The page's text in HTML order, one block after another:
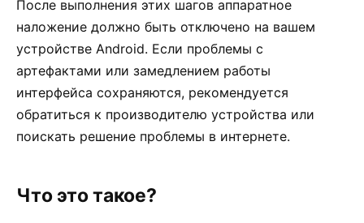
После выполнения этих шагов аппаратное
наложение должно быть отключено на вашем
устройстве Android. Если проблемы с
артефактами или замедлением работы
интерфейса сохраняются, рекомендуется
обратиться к производителю устройства или
поискать решение проблемы в интернете.
Что это такое?